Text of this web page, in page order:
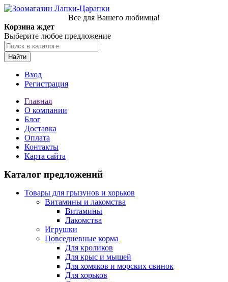
Все для Вашего любимца!
Корзина ждет
Выберите любое предложение
Найти
Вход
Регистрация
Главная
О компании
Блог
Доставка
Оплата
Контакты
Карта сайта
Каталог предложений
Товары для грызунов и хорьков
Витамины и лакомства
Витамины
Лакомства
Игрушки
Повседневные корма
Для кроликов
Для крыс и мышей
Для хомяков и морских свинок
Для хорьков